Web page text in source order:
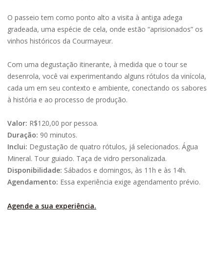
O passeio tem como ponto alto a visita à antiga adega
gradeada, uma espécie de cela, onde estão “aprisionados” os
vinhos históricos da Courmayeur.
Com uma degustação itinerante, à medida que o tour se
desenrola, você vai experimentando alguns rótulos da vinícola,
cada um em seu contexto e ambiente, conectando os sabores
à história e ao processo de produção.
Valor: R$120,00 por pessoa.
Duração: 90 minutos.
Inclui: Degustação de quatro rótulos, já selecionados. Água
Mineral. Tour guiado. Taça de vidro personalizada.
Disponibilidade: Sábados e domingos, às 11h e às 14h.
Agendamento: Essa experiência exige agendamento prévio.
Agende a sua experiência.